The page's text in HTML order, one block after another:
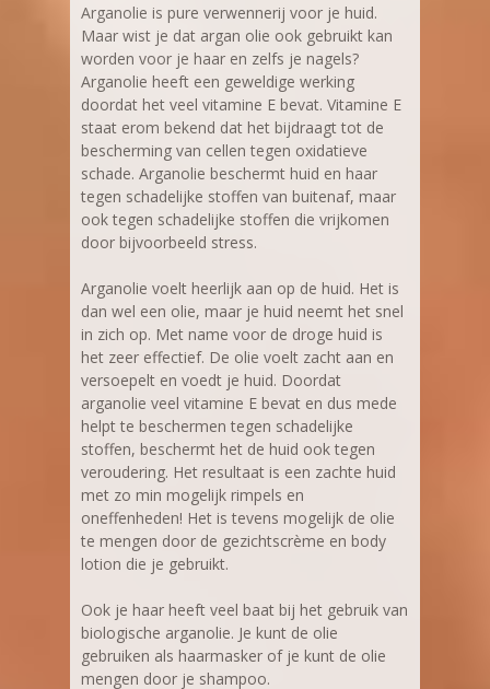
Arganolie is pure verwennerij voor je huid.
Maar wist je dat argan olie ook gebruikt kan
worden voor je haar en zelfs je nagels?
Arganolie heeft een geweldige werking
doordat het veel vitamine E bevat. Vitamine E
staat erom bekend dat het bijdraagt tot de
bescherming van cellen tegen oxidatieve
schade. Arganolie beschermt huid en haar
tegen schadelijke stoffen van buitenaf, maar
ook tegen schadelijke stoffen die vrijkomen
door bijvoorbeeld stress.
Arganolie voelt heerlijk aan op de huid. Het is
dan wel een olie, maar je huid neemt het snel
in zich op. Met name voor de droge huid is
het zeer effectief. De olie voelt zacht aan en
versoepelt en voedt je huid. Doordat
arganolie veel vitamine E bevat en dus mede
helpt te beschermen tegen schadelijke
stoffen, beschermt het de huid ook tegen
veroudering. Het resultaat is een zachte huid
met zo min mogelijk rimpels en
oneffenheden! Het is tevens mogelijk de olie
te mengen door de gezichtscrème‎ en body
lotion die je gebruikt.
Ook je haar heeft veel baat bij het gebruik van
biologische arganolie. Je kunt de olie
gebruiken als haarmasker of je kunt de olie
mengen door je shampoo.